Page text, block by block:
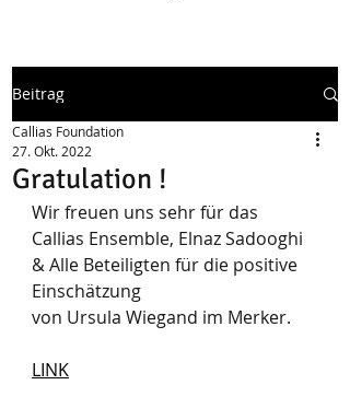
Beitrag
Gratulation !
Callias Foundation
27. Okt. 2022
Wir freuen uns sehr für das
Callias Ensemble, Elnaz Sadooghi
& Alle Beteiligten für die positive
Einschätzung
von Ursula Wiegand im Merker.
LINK